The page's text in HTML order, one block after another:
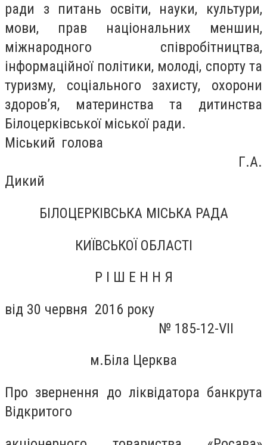
ради з питань освіти, науки, культури,
мови, прав національних меншин,
міжнародного співробітництва,
інформаційної політики, молоді, спорту та
туризму, соціального захисту, охорони
здоров’я, материнства та дитинства
Білоцерківської міської ради.
Міський голова
Г.А.
Дикий
БІЛОЦЕРКІВСЬКА МІСЬКА РАДА
КИЇВСЬКОЇ ОБЛАСТІ
Р І Ш Е Н Н Я
від 30 червня 2016 року
№ 185-12-VII
м.Біла Церква
Про звернення до ліквідатора банкрута
Відкритого